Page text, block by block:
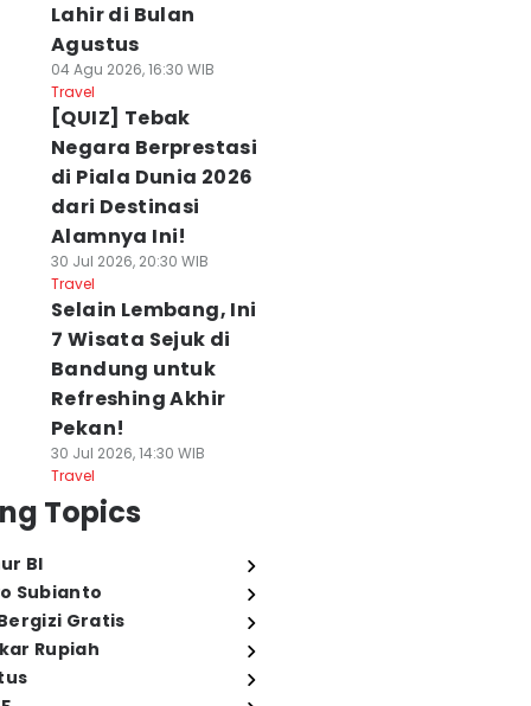
Lahir di Bulan
Agustus
04 Agu 2026, 16:30 WIB
Travel
[QUIZ] Tebak
Negara Berprestasi
di Piala Dunia 2026
dari Destinasi
Alamnya Ini!
30 Jul 2026, 20:30 WIB
Travel
Selain Lembang, Ini
7 Wisata Sejuk di
Bandung untuk
Refreshing Akhir
Pekan!
30 Jul 2026, 14:30 WIB
Travel
Topics
BI
Subianto
Gratis
Rupiah